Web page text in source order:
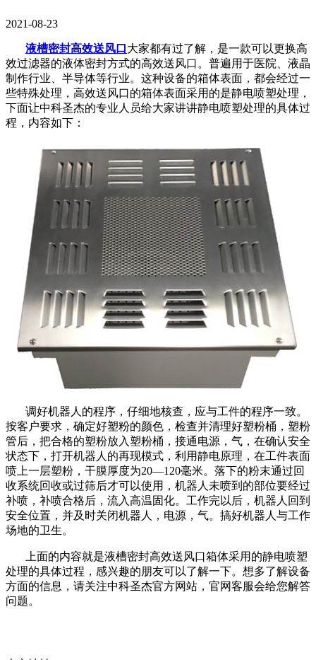
2021-08-23
液槽密封高效送风口 大家都有过了解，是一款可以更换高
效过滤器的液体密封方式的高效送风口。普遍用于医院、液晶
制作行业、半导体等行业。这种设备的箱体表面，都会经过一
些特殊处理，高效送风口的箱体表面采用的是静电喷塑处理，
下面让中科圣杰的专业人员给大家讲讲静电喷塑处理的具体过
程，内容如下：
调好机器人的程序，仔细地核查，应与工件的程序一致。
按客户要求，确定好塑粉的颜色，检查并清理好塑粉桶，塑粉
管后，把合格的塑粉放入塑粉桶，接通电源，气，在确认安全
状态下，打开机器人的再现模式，利用静电原理，在工件表面
喷上一层塑粉，干膜厚度为20—120毫米。落下的粉末通过回
收系统回收或过筛后才可以使用，机器人未喷到的部位要经过
补喷，补喷合格后，流入高温固化。工作完以后，机器人回到
安全位置，并及时关闭机器人，电源，气。搞好机器人与工作
场地的卫生。
上面的内容就是液槽密封高效送风口箱体采用的静电喷塑
处理的具体过程，感兴趣的朋友可以了解一下。想多了解设备
方面的信息，请关注中科圣杰官方网站，官网客服会给您解答
问题。